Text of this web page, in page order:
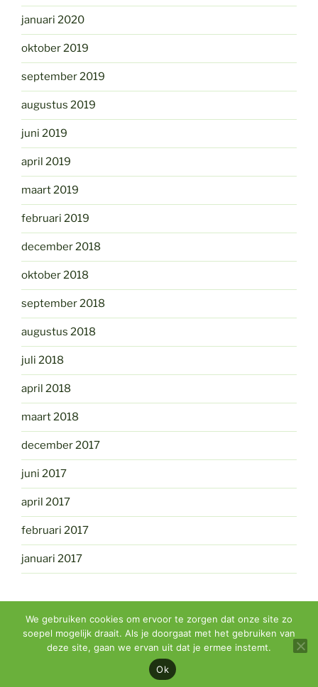
januari 2020
oktober 2019
september 2019
augustus 2019
juni 2019
april 2019
maart 2019
februari 2019
december 2018
oktober 2018
september 2018
augustus 2018
juli 2018
april 2018
maart 2018
december 2017
juni 2017
april 2017
februari 2017
januari 2017
Ondersteund door WordPress
We gebruiken cookies om ervoor te zorgen dat onze site zo
soepel mogelijk draait. Als je doorgaat met het gebruiken van
deze site, gaan we ervan uit dat je ermee instemt.
Ok